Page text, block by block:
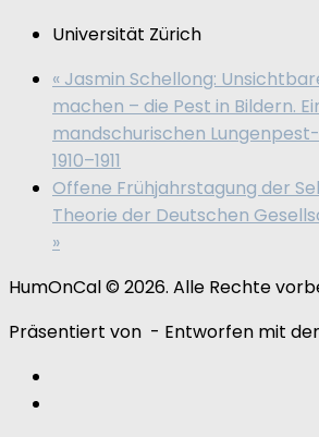
Universität Zürich
« Jasmin Schellong:
machen – die Pest in Bildern.
mandschurischen
1910–1911
Offene Frühjahrstagung der
Theorie der Deutschen
»
HumOnCal © 2026. Alle Rechte
Präsentiert von - Entworfen mit